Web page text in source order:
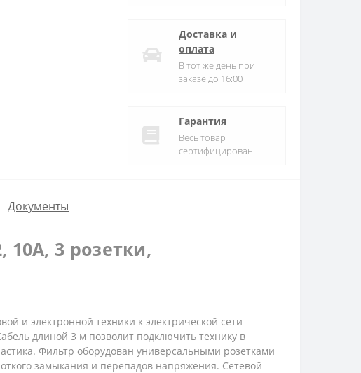
Доставка и
оплата
В тот же день при
заказе до 16:00
Гарантия
Весь товар
сертифицирован
Документы
3 розетки,
и электронной техники к электрической сети
длиной 3 м позволит подключить технику в
Фильтр оборудован универсальными розетками
замыкания и перепадов напряжения. Сетевой